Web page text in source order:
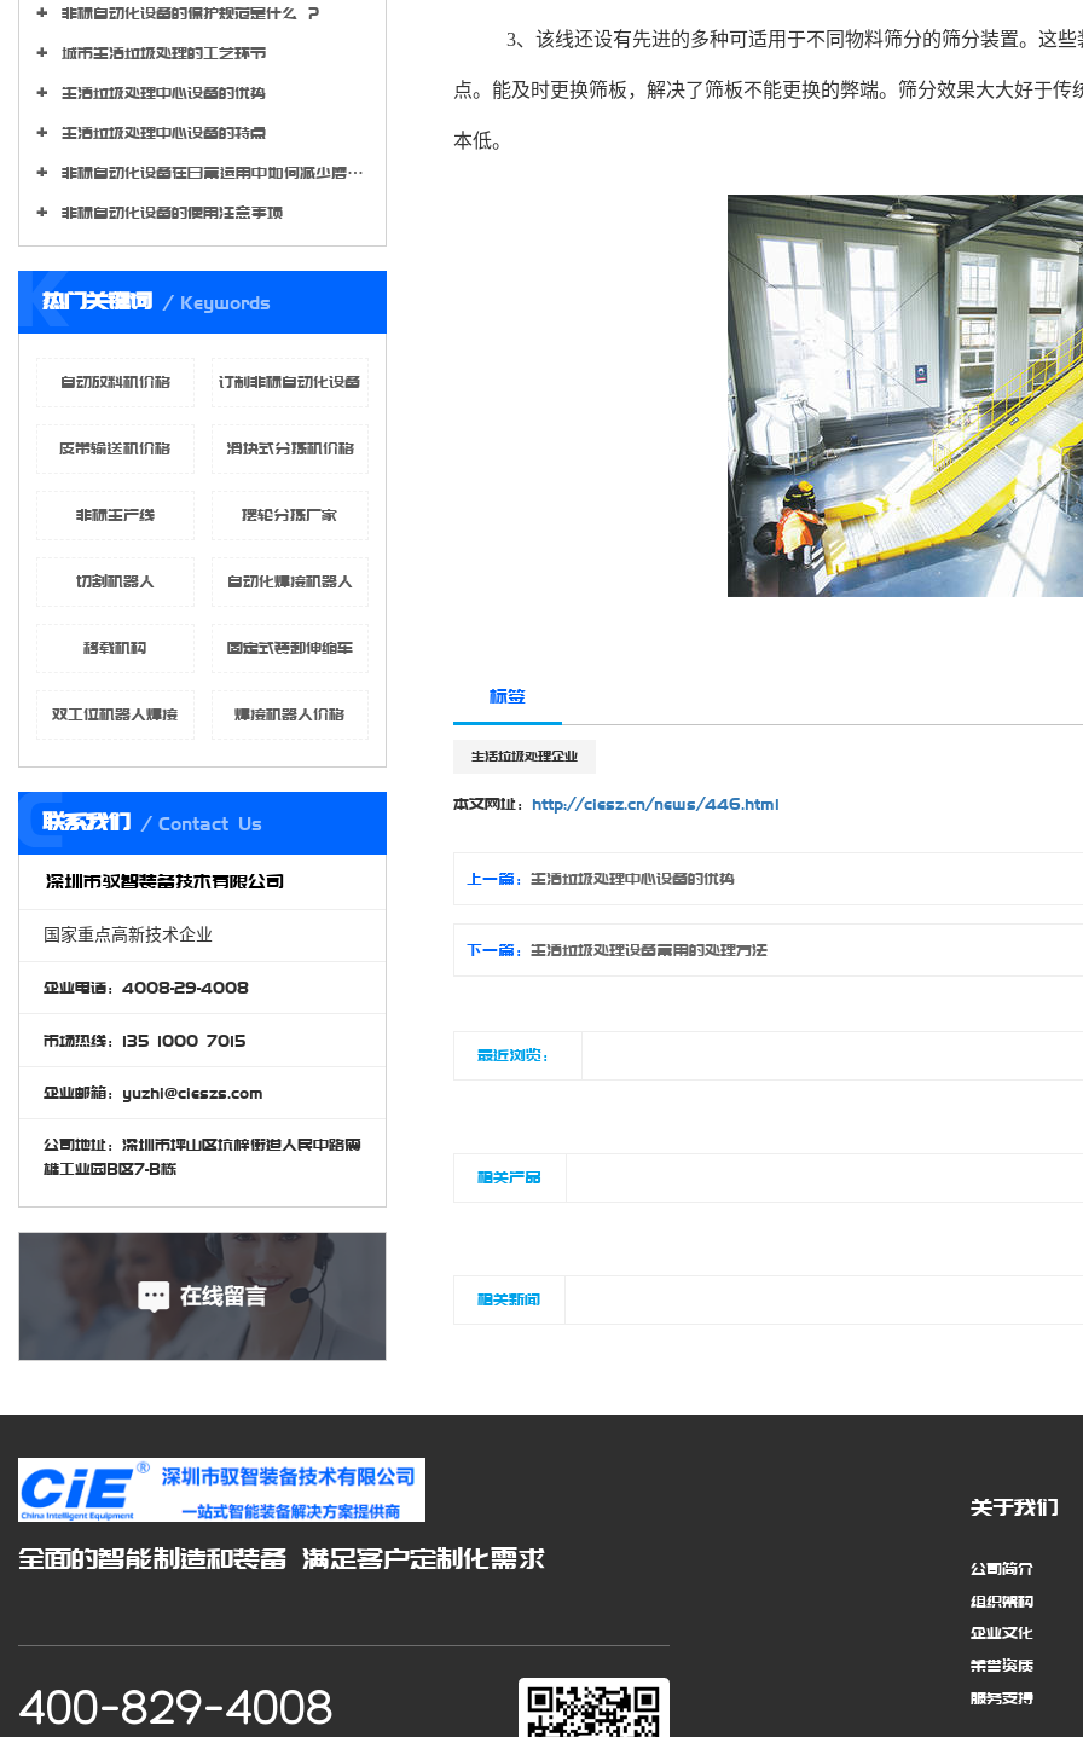
非标自动化设备的保护规范是什么 ？
城市生活垃圾处理的工艺环节
生活垃圾处理中心设备的优势
生活垃圾处理中心设备的特点
非标自动化设备在日常运用中如何减少磨损程度?
非标自动化设备的使用注意事项
热门关键词 Keywords
K
自动放料机价格 订制非标自动化设备
皮带输送机价格 滑块式分拣机价格
非标生产线 摆轮分拣厂家
切割机器人 自动化焊接机器人
移载机构 固定式装卸伸缩车
双工位机器人焊接 焊接机器人价格
联系我们 Contact Us
C
深圳市驭智装备技术有限公司
国家重点高新技术企业
企业电话：4008-29-4008
市场热线：135 1000 7015
企业邮箱：yuzhi@cieszs.com
公司地址：深圳市坪山区坑梓街道人民中路震
雄工业园B区7-B栋
3、该线还设有先进的多种可适用于不同物料筛分的筛分装置。这
点。能及时更换筛板，解决了筛板不能更换的弊端。筛分效果大大好于传
本低。
标签
生活垃圾处理企业
本文网址： http://ciesz.cn/news/446.html
上一篇： 生活垃圾处理中心设备的优势
下一篇： 生活垃圾处理设备常用的处理方法
最近浏览：
相关产品
相关新闻
全面的智能制造和装备 满足客户定制化需求
400-829-4008
关于我们
公司简介
组织架构
企业文化
荣誉资质
服务支持